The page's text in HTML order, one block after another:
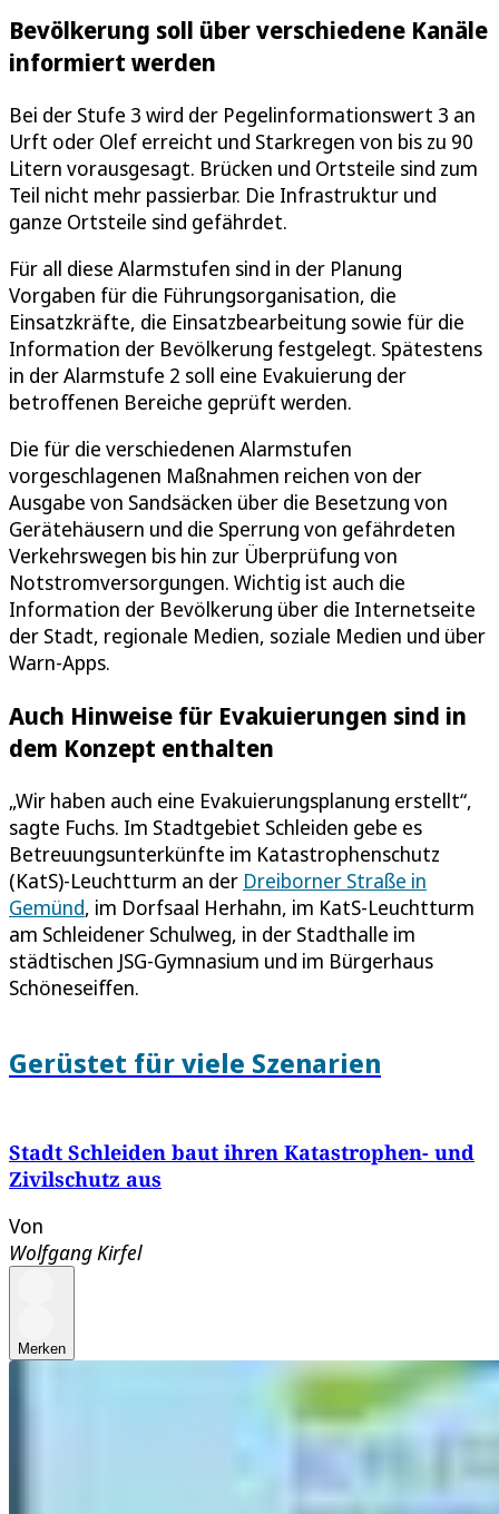
Bevölkerung soll über verschiedene Kanäle
informiert werden
Bei der Stufe 3 wird der Pegelinformationswert 3 an
Urft oder Olef erreicht und Starkregen von bis zu 90
Litern vorausgesagt. Brücken und Ortsteile sind zum
Teil nicht mehr passierbar. Die Infrastruktur und
ganze Ortsteile sind gefährdet.
Für all diese Alarmstufen sind in der Planung
Vorgaben für die Führungsorganisation, die
Einsatzkräfte, die Einsatzbearbeitung sowie für die
Information der Bevölkerung festgelegt. Spätestens
in der Alarmstufe 2 soll eine Evakuierung der
betroffenen Bereiche geprüft werden.
Die für die verschiedenen Alarmstufen
vorgeschlagenen Maßnahmen reichen von der
Ausgabe von Sandsäcken über die Besetzung von
Gerätehäusern und die Sperrung von gefährdeten
Verkehrswegen bis hin zur Überprüfung von
Notstromversorgungen. Wichtig ist auch die
Information der Bevölkerung über die Internetseite
der Stadt, regionale Medien, soziale Medien und über
Warn-Apps.
Auch Hinweise für Evakuierungen sind in
dem Konzept enthalten
„Wir haben auch eine Evakuierungsplanung erstellt“,
sagte Fuchs. Im Stadtgebiet Schleiden gebe es
Betreuungsunterkünfte im Katastrophenschutz
(KatS)-Leuchtturm an der Dreiborner Straße in
Gemünd, im Dorfsaal Herhahn, im KatS-Leuchtturm
am Schleidener Schulweg, in der Stadthalle im
städtischen JSG-Gymnasium und im Bürgerhaus
Schöneseiffen.
Gerüstet für viele Szenarien
Stadt Schleiden baut ihren Katastrophen- und
Zivilschutz aus
Von
Wolfgang Kirfel
Merken